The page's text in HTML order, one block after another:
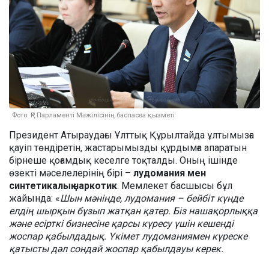
Фото: ҚР Парламенті Мәжілісінің баспасөз қызметі
Президент Атыраудағы Ұлттық Құрылтайда ұлтымызға
қауіп төндіретін, жастарымызды құрдымға апаратын
бірнеше қоғамдық кеселге тоқталды. Оның ішінде
өзекті мәселелерінің бірі – лудомания мен
синтетикалық наркотик. Мемлекет басшысы бұл
жайында: «Шын мәнінде, лудомания – бейбіт күнде
елдің шырқын бұзып жатқан қатер. Біз нашақорлыққа
және есірткі бизнесіне қарсы күресу үшін кешенді
жоспар қабылдадық. Үкімет лудоманиямен күреске
қатысты дәл сондай жоспар қабылдауы керек.